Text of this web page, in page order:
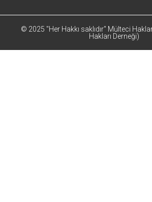
© 2025 "Her Hakkı saklıdır" Mülteci
Hakları Derneği)